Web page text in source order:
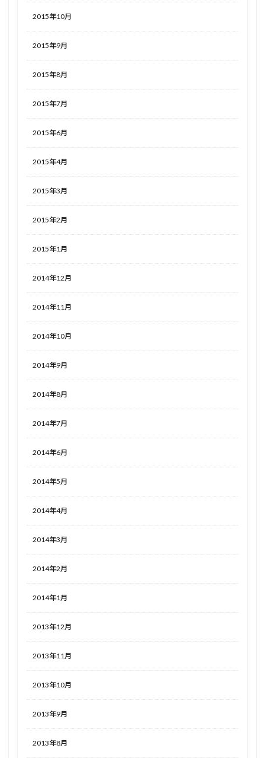
2015年10月
2015年9月
2015年8月
2015年7月
2015年6月
2015年4月
2015年3月
2015年2月
2015年1月
2014年12月
2014年11月
2014年10月
2014年9月
2014年8月
2014年7月
2014年6月
2014年5月
2014年4月
2014年3月
2014年2月
2014年1月
2013年12月
2013年11月
2013年10月
2013年9月
2013年8月